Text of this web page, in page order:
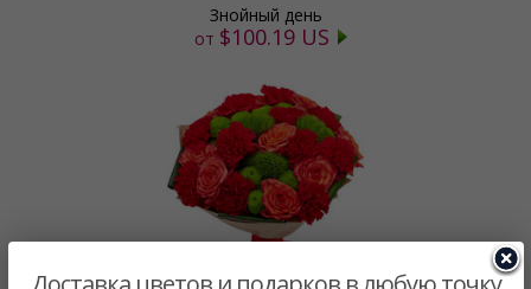
Знойный день
от $100.19 US